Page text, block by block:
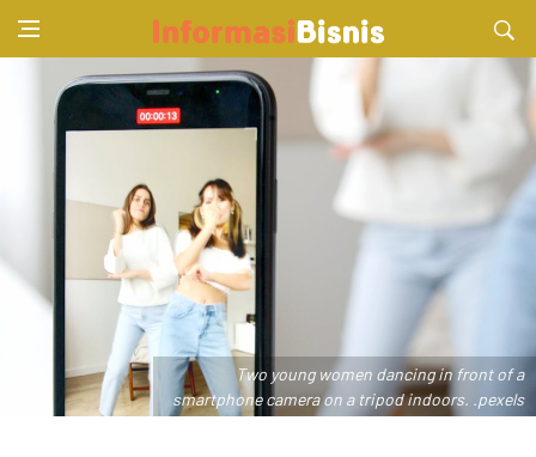
Two young women dancing in front of a
smartphone camera on a tripod indoors. .pexels